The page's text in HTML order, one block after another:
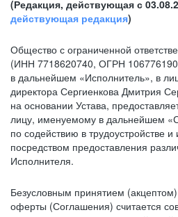
(Редакция, действующая с
действующая редакция)
Общество с ограниченной
(ИНН 7718620740, ОГРН
в дальнейшем «Исполнитель», в
директора Сергиенкова Дмитрия
на основании Устава,
лицу, именуемому в дальнейшем
по содействию в трудоустройстве и
посредством предоставления
Исполнителя.
Безусловным принятием
оферты (Соглашения) считается